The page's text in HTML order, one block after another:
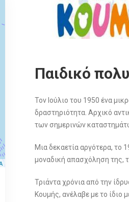
Παιδικό
Τον Ιούλιο του 1950 ένα
δραστηριότητα. Αρχικό
των σημερινών
Μια δεκαετία αργότερα, το
μοναδική απασχόληση της,
Τριάντα χρόνια από την
Κουμής, ανέλαβε με το ίδιο